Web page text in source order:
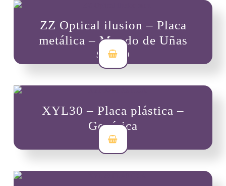
ZZ Optical ilusion – Placa
metálica – Mundo de Uñas
$ 19,300
XYL30 – Placa plástica –
Genérica
7,000